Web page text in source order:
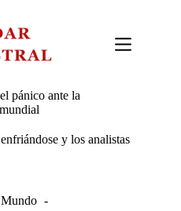
pánico ante la
y los analistas
Mundo